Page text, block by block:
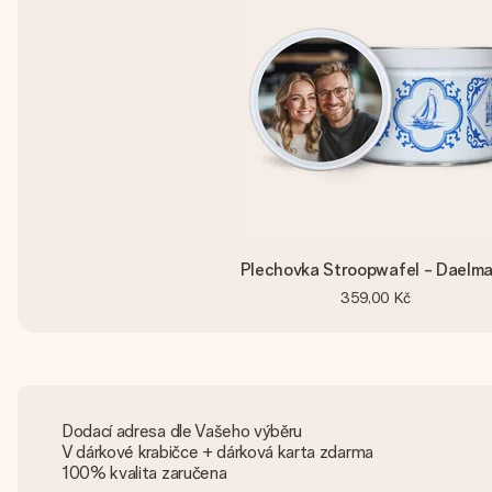
Plechovka Stroopwafel -
359,00 Kč
Dodací adresa dle Vašeho výběru
V dárkové krabičce + dárková karta zdarma
100% kvalita zaručena